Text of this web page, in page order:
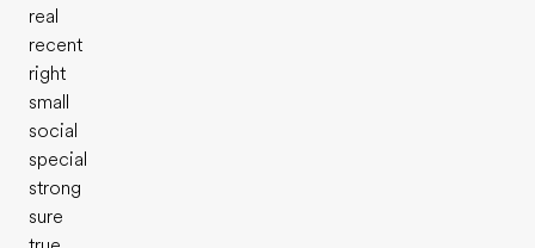
real
recent
right
small
social
special
strong
sure